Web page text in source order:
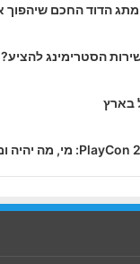
הסטרימינג להציע?
בארץ